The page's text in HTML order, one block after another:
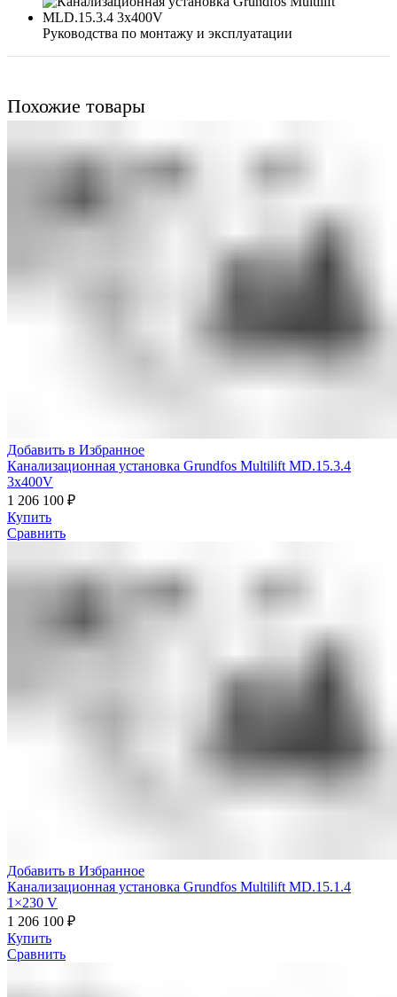
Руководства по монтажу и эксплуатации
Похожие товары
Добавить в Избранное
Канализационная установка Grundfos Multilift MD.15.3.4
3x400V
1 206 100 ₽
Купить
Сравнить
Добавить в Избранное
Канализационная установка Grundfos Multilift MD.15.1.4
1×230 V
1 206 100 ₽
Купить
Сравнить